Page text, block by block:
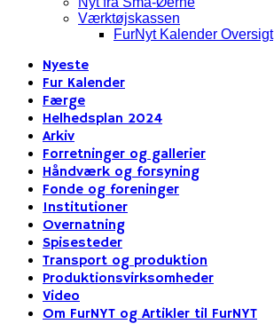
Værktøjskassen
FurNyt Kalender Oversigt
Nyeste
Fur Kalender
Færge
Helhedsplan 2024
Arkiv
Forretninger og gallerier
Håndværk og forsyning
Fonde og foreninger
Institutioner
Overnatning
Spisesteder
Transport og produktion
Produktionsvirksomheder
Video
Om FurNYT og Artikler til FurNYT